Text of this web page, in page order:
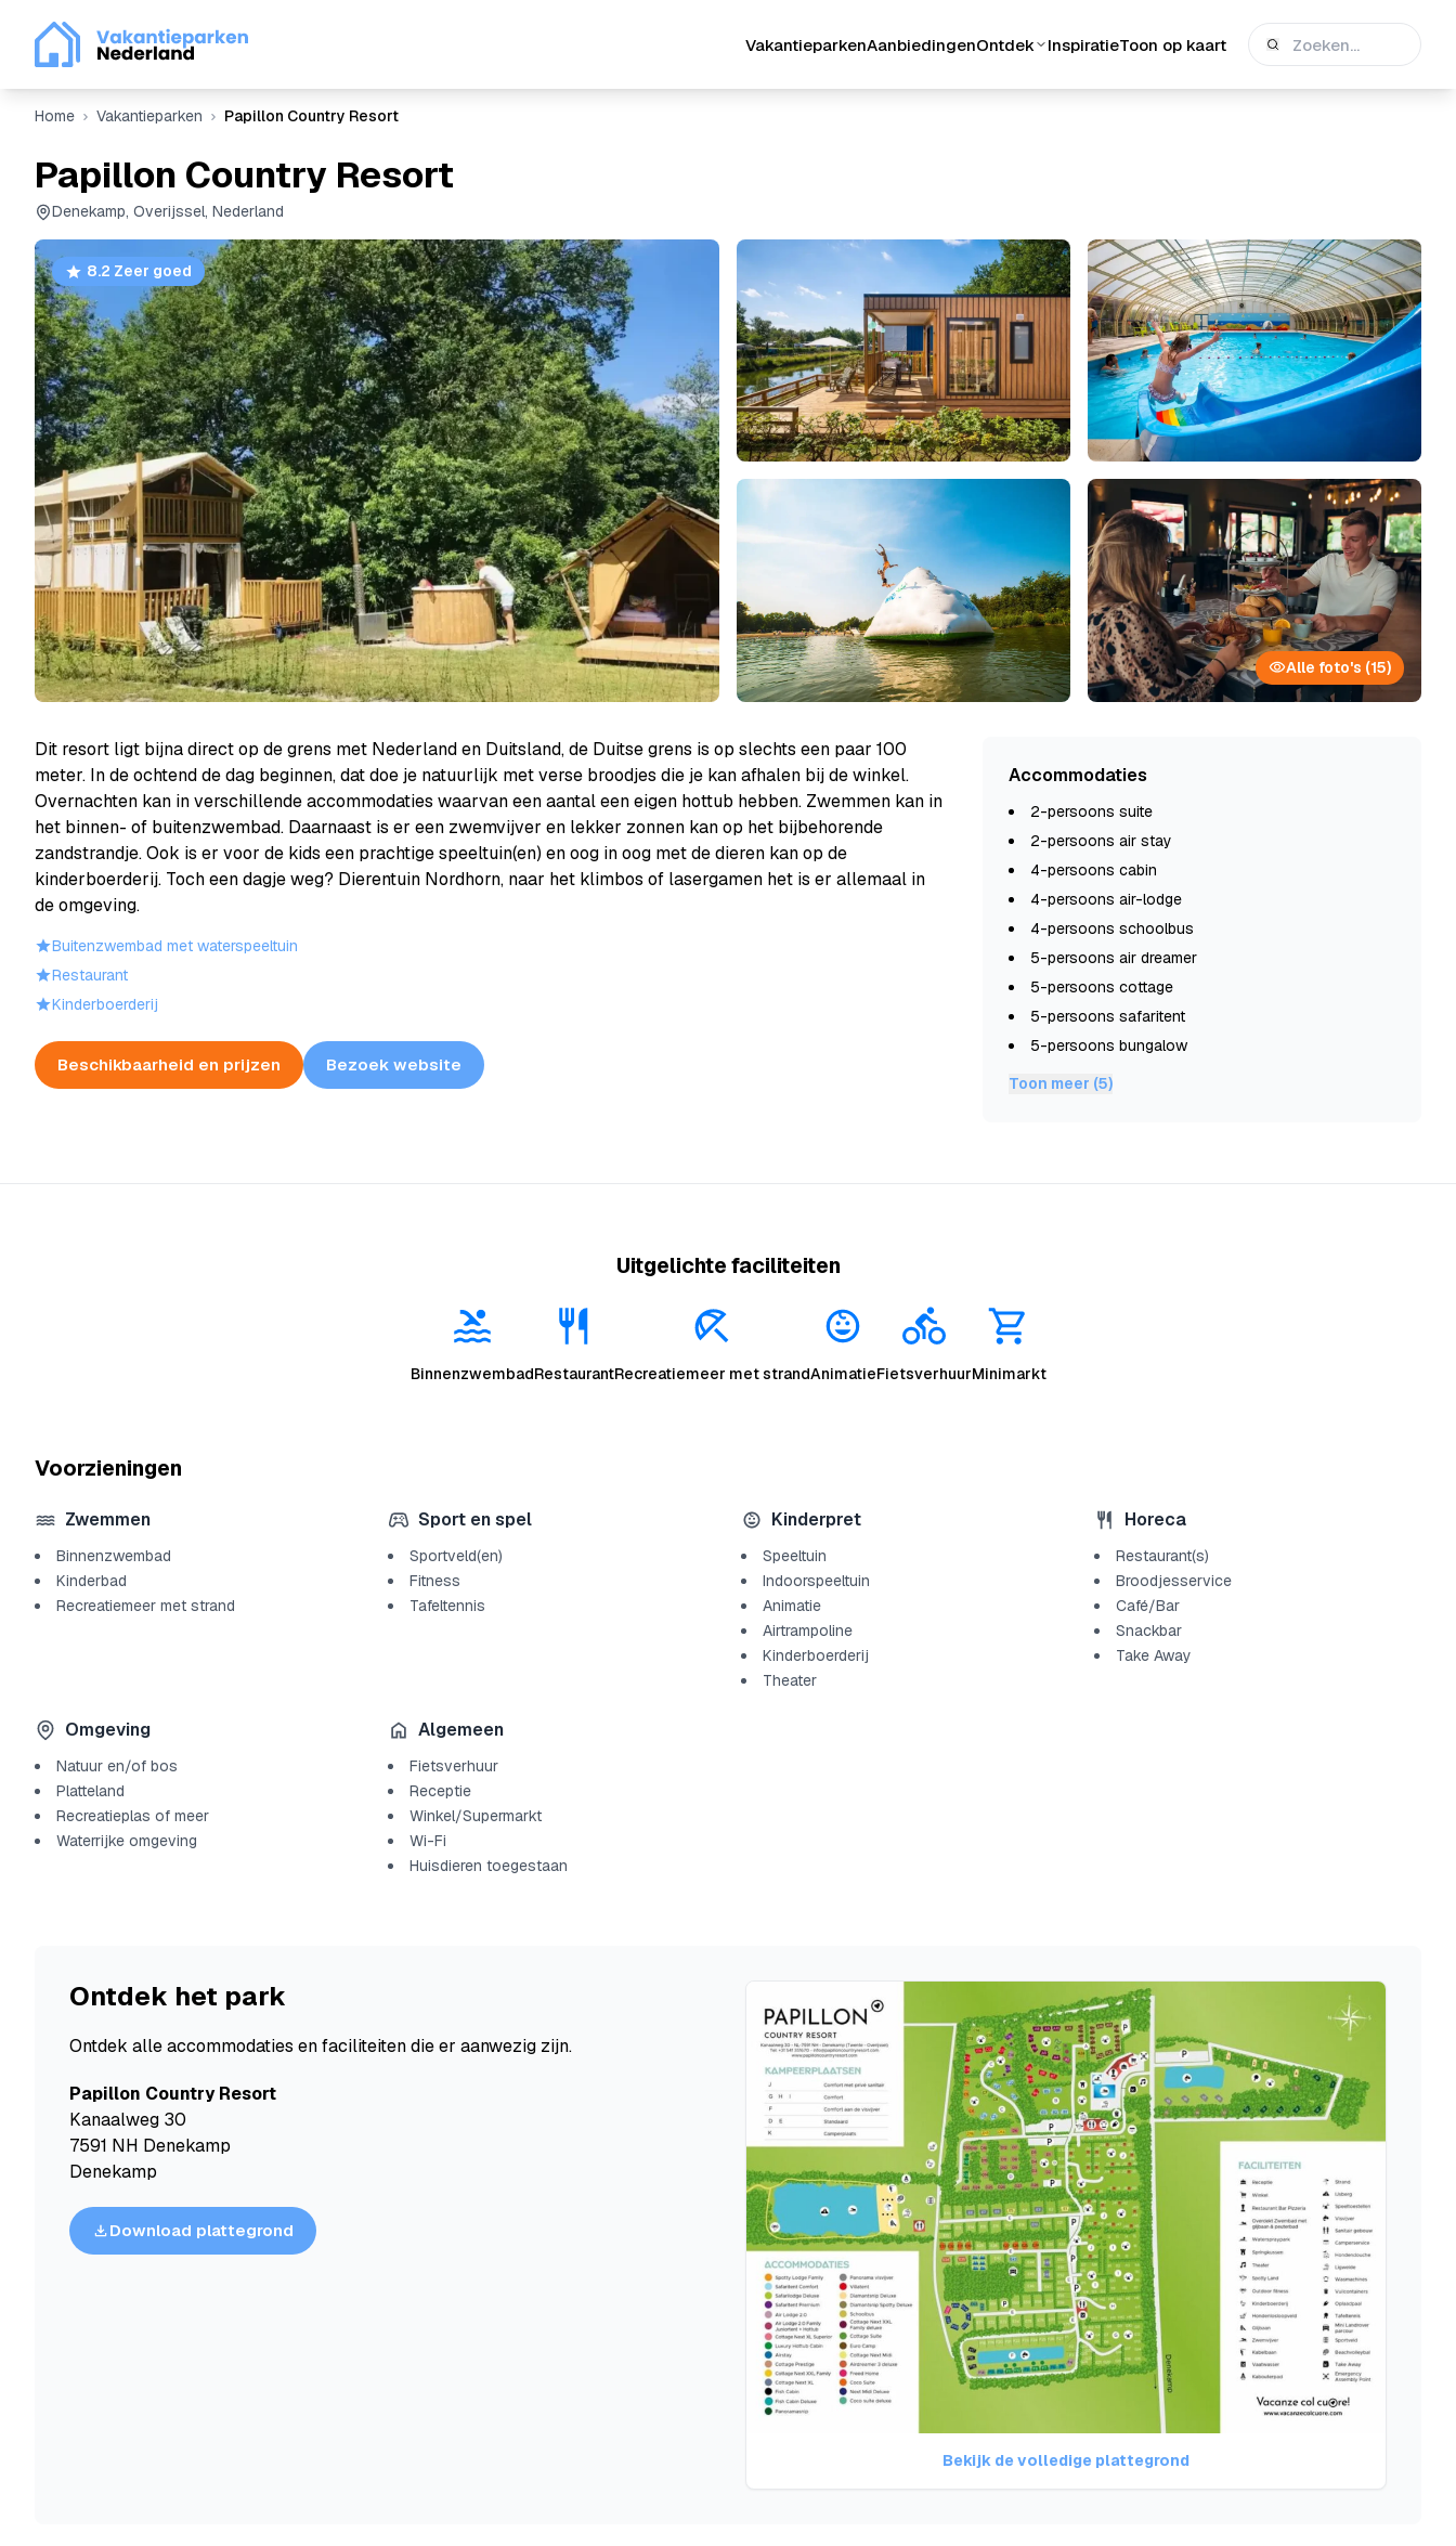
VakantieparkenAanbiedingenOntdek InspiratieToon op kaart
Home Vakantieparken Papillon Country Resort
Papillon Country Resort
Denekamp, Overijssel, Nederland
8.2 Zeer goed
Alle foto's (15)
Dit resort ligt bijna direct op de grens met Nederland en Duitsland, de Duitse grens is op slechts een paar 100
meter. In de ochtend de dag beginnen, dat doe je natuurlijk met verse broodjes die je kan afhalen bij de winkel.
Overnachten kan in verschillende accommodaties waarvan een aantal een eigen hottub hebben. Zwemmen kan in
het binnen- of buitenzwembad. Daarnaast is er een zwemvijver en lekker zonnen kan op het bijbehorende
zandstrandje. Ook is er voor de kids een prachtige speeltuin(en) en oog in oog met de dieren kan op de
kinderboerderij. Toch een dagje weg? Dierentuin Nordhorn, naar het klimbos of lasergamen het is er allemaal in
de omgeving.
Buitenzwembad met waterspeeltuin
Restaurant
Kinderboerderij
Beschikbaarheid en prijzen Bezoek website
Accommodaties
2-persoons suite
2-persoons air stay
4-persoons cabin
4-persoons air-lodge
4-persoons schoolbus
5-persoons air dreamer
5-persoons cottage
5-persoons safaritent
5-persoons bungalow
Toon meer (5)
Uitgelichte faciliteiten
BinnenzwembadRestaurantRecreatiemeer met strandAnimatieFietsverhuurMinimarkt
Voorzieningen
Zwemmen
Binnenzwembad
Kinderbad
Recreatiemeer met strand
Sport en spel
Sportveld(en)
Fitness
Tafeltennis
Kinderpret
Speeltuin
Indoorspeeltuin
Animatie
Airtrampoline
Kinderboerderij
Theater
Horeca
Restaurant(s)
Broodjesservice
Café/Bar
Snackbar
Take Away
Omgeving
Natuur en/of bos
Platteland
Recreatieplas of meer
Waterrijke omgeving
Algemeen
Fietsverhuur
Receptie
Winkel/Supermarkt
Wi-Fi
Huisdieren toegestaan
Ontdek het park
Ontdek alle accommodaties en faciliteiten die er aanwezig zijn.
Papillon Country Resort
Kanaalweg 30
7591 NH Denekamp
Denekamp
Download plattegrond
Bekijk de volledige plattegrond